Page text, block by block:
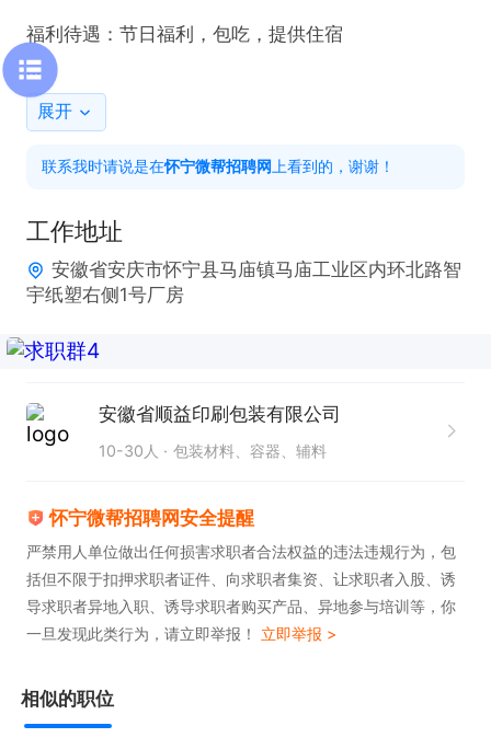
福利待遇：节日福利，包吃，提供住宿
感兴趣的话，请投递简历后直接拨打电话联系吧!
展开
联系我时请说是在怀宁微帮招聘网 上看到的，谢谢！
工作地址
安徽省安庆市怀宁县马庙镇马庙工业区内环北路智
宇纸塑右侧1号厂房
安徽省顺益印刷包装有限公司
10-30人 包装材料、容器、辅料
怀宁微帮招聘网安全提醒
严禁用人单位做出任何损害求职者合法权益的违法违规行为，包
括但不限于扣押求职者证件、向求职者集资、让求职者入股、诱
导求职者异地入职、诱导求职者购买产品、异地参与培训等，你
一旦发现此类行为，请立即举报！ 立即举报 >
相似的职位